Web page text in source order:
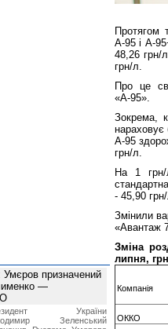
Протягом
А-95 і А-
48,26 грн/
грн/л.
Про це
«А-95».
Зокрема,
нараховує
А-95
грн/л.
На 1 грн/
- 45,90
Змінили
«Авантаж
Зміна
липня,
Компанія
ОККО
Умєров призначений
—
України
Зеленський